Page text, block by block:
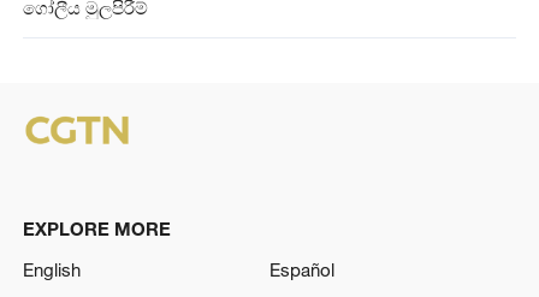
ගෝලීය මුලපිරීම්
EXPLORE MORE
English
Español